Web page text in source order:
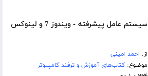
دانلود کتاب آموزش سیستم عامل پیشرفته - ویندوز 7 و لینوکس
از: احمد امینی
موضوع:کتاب‌های آموزش و ترفند کامپیوتر